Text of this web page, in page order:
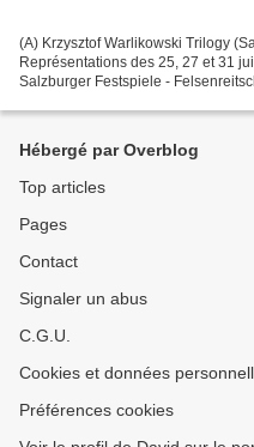
(A) Krzysztof Warlikowski Trilogy
Représentations des 25, 27 et 31
Salzburger Festspiele -
Hébergé par Overblog
Top articles
Pages
Contact
Signaler un abus
C.G.U.
Cookies et données
Préférences cookies